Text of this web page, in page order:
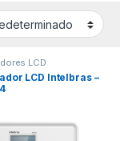
LCD
LCD Intelbras –